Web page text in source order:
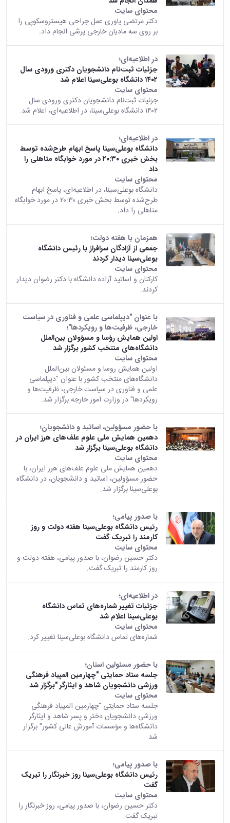
محتوای سایت
دکتر مرتضی یاوری عمل جراحی هیستروسکوپی را
بر روی سه مادیان خارجی پرشی انجام داد.
در اطلاعیه‌ای؛
جزئیات ثبت‌نام دانشجویان دکتری ورودی سال
۱۴۰۲ دانشگاه بوعلی‌سینا اعلام شد
محتوای سایت
جزئیات ثبت‌نام دانشجویان دکتری ورودی سال
۱۴۰۲ دانشگاه بوعلی‌سینا، در اطلاعیه‌ای، اعلام شد.
در اطلاعیه‌ای؛
دانشگاه بوعلی‌سینا پاسخ ابهام طرح‌شده توسط
بخش خبری ۲۰:۳۰ در مورد خوابگاه متاهلی را
داد
محتوای سایت
دانشگاه بوعلی‌سینا، در اطلاعیه‌ای، پاسخ ابهام
طرح‌شده توسط بخش خبری ۲۰:۳۰ در مورد خوابگاه
متاهلی را داد.
همزمان با هفته دولت؛
جمعی از آزادگان سرافراز با رئیس دانشگاه
بوعلی‌سینا دیدار کردند
محتوای سایت
کارکنان و اساتید آزاده دانشگاه با دکتر رضوان دیدار
کردند.
با عنوان "دیپلماسی علمی و فناوری در سیاست
خارجی، ظرفیت‌ها و رویکردها"؛
اولین همایش رؤسا و مسؤولان بین‌الملل
دانشگاه‌های منتخب کشور برگزار شد
محتوای سایت
اولین همایش روسا و مسئولان بین‌الملل
دانشگاه‌های منتخب کشور با عنوان "دیپلماسی
علمی و فناوری در سیاست خارجی، ظرفیت‌ها و
رویکردها" در وزارت امور خارجه برگزار شد.
با حضور مسؤولین، اساتید و دانشجویان؛
دهمین همایش ملی علوم علف‌های هرز ایران در
دانشگاه بوعلی‌سینا برگزار شد
محتوای سایت
دهمین همایش ملی علوم علف‌های هرز ایران، با
حضور مسؤولین، اساتید و دانشجویان، در دانشگاه
بوعلی‌سینا برگزار شد.
با صدور پیامی؛
رئیس دانشگاه بوعلی‌سینا هفته دولت و روز
کارمند را تبریک گفت
محتوای سایت
دکتر حسین رضوان، با صدور پیامی، هفته دولت و
روز کارمند را تبریک گفت.
در اطلاعیه‌ای؛
جزئیات تغییر شماره‌های تماس دانشگاه
بوعلی‌سینا اعلام شد
محتوای سایت
شماره‌های تماس دانشگاه بوعلی‌سینا تغییر کرد.
با حضور مسئولین استان؛
جلسه ستاد حمایتی "چهارمین المپیاد فرهنگی
ورزشی دانشجویان شاهد و ایثارگر "برگزار شد
محتوای سایت
جلسه ستاد حمایتی "چهارمین المپیاد فرهنگی
ورزشی دانشجویان دختر و پسر شاهد و ایثارگر
دانشگاه‌ها و مؤسسات آموزش عالی کشور" برگزار
شد.
با صدور پیامی؛
رئیس دانشگاه بوعلی‌سینا روز خبرنگار را تبریک
گفت
محتوای سایت
دکتر حسین رضوان، با صدور پیامی، روز خبرنگار را
تبریک گفت.